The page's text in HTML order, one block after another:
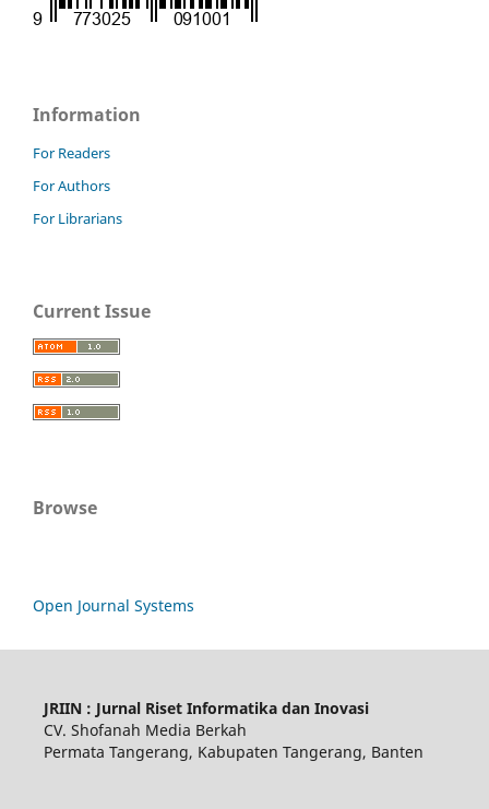
Information
For Readers
For Authors
For Librarians
Current Issue
Browse
Open Journal Systems
JRIIN : Jurnal Riset Informatika dan Inovasi
CV. Shofanah Media Berkah
Permata Tangerang, Kabupaten Tangerang, Banten